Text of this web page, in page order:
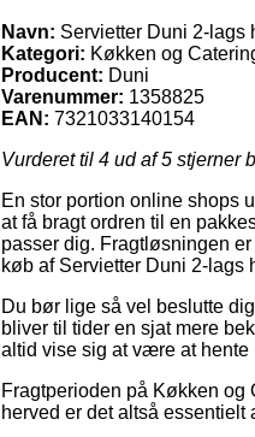
Navn: Servietter Duni 2-lags
Kategori: Køkken og
Producent: Duni
Varenummer: 1358825
EAN: 7321033140154
Vurderet til 4 ud af 5 stjerner
En stor portion online shops
at få bragt ordren til en
passer dig. Fragtløsningen
køb af Servietter Duni 2-lags
Du bør lige så vel beslutte
bliver til tider en sjat mere
altid vise sig at være at hente
Fragtperioden på Køkken og
herved er det altså